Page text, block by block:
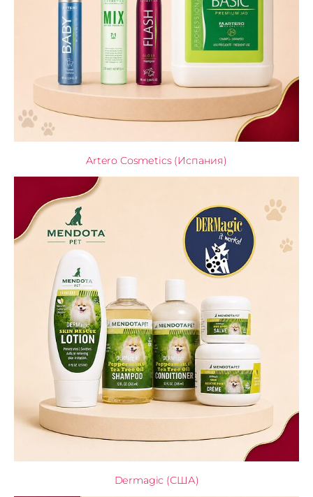
Artero Cosmetics (Испания)
Dermagic (США)